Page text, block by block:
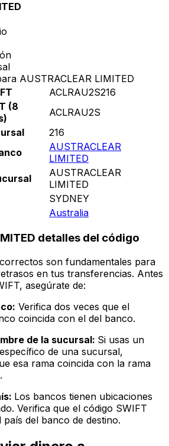
AUSTRACLEAR LIMITED
ACLRAU2S216
(8
ACLRAU2S
216
AUSTRACLEAR
LIMITED
AUSTRACLEAR
LIMITED
SYDNEY
Australia
detalles del código
son fundamentales para
en tus transferencias. Antes
asegúrate de:
Verifica dos veces que el
coincida con el del banco.
de la sucursal: Si usas un
de una sucursal,
esa rama coincida con la rama
Los bancos tienen ubicaciones
Verifica que el código SWIFT
del banco de destino.